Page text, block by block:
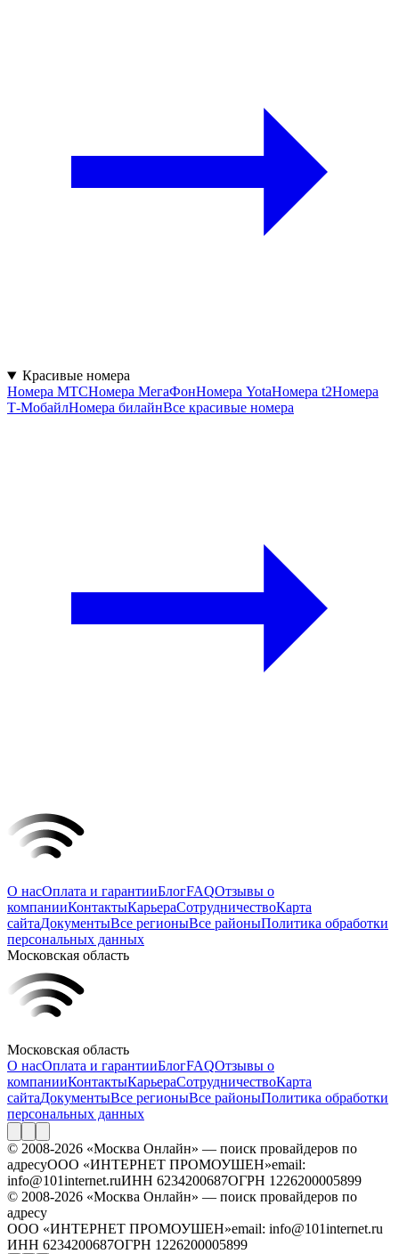
Красивые номера
Номера МТСНомера МегаФонНомера YotaНомера t2Номера
Т‑МобайлНомера билайнВсе красивые номера
О насОплата и гарантииБлогFAQОтзывы о
компанииКонтактыКарьераСотрудничествоКарта
сайтаДокументыВсе регионыВсе районыПолитика обработки
персональных данных
Московская область
Московская область
О насОплата и гарантииБлогFAQОтзывы о
компанииКонтактыКарьераСотрудничествоКарта
сайтаДокументыВсе регионыВсе районыПолитика обработки
персональных данных
© 2008-2026 «Москва Онлайн» — поиск провайдеров по
адресуООО «ИНТЕРНЕТ ПРОМОУШЕН»email:
info@101internet.ruИНН 6234200687ОГРН 1226200005899
© 2008-2026 «Москва Онлайн» — поиск провайдеров по
адресу
ООО «ИНТЕРНЕТ ПРОМОУШЕН»email: info@101internet.ru
ИНН 6234200687ОГРН 1226200005899